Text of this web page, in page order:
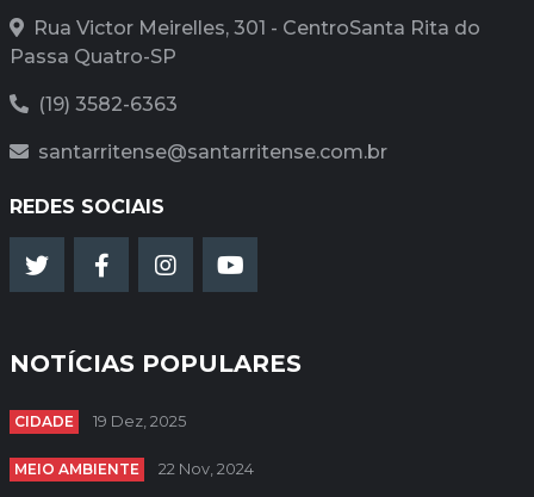
Rua Victor Meirelles, 301 - CentroSanta Rita do
Passa Quatro-SP
(19) 3582-6363
santarritense@santarritense.com.br
REDES SOCIAIS
NOTÍCIAS POPULARES
CIDADE 19 Dez, 2025
MEIO AMBIENTE 22 Nov, 2024